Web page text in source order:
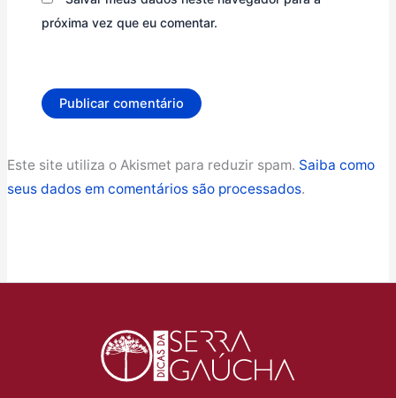
próxima vez que eu comentar.
Este site utiliza o Akismet para reduzir spam. Saiba como
seus dados em comentários são processados.